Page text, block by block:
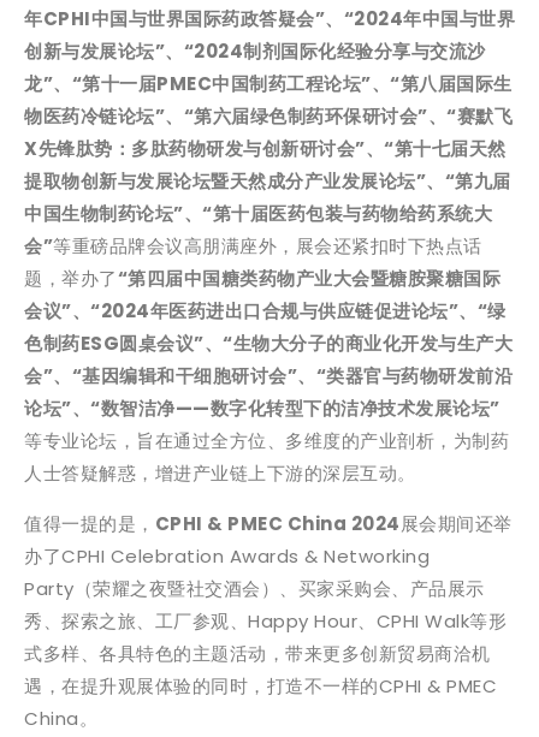
年CPHI中国与世界国际药政答疑会”、“2024年中国与世界
创新与发展论坛”、“2024制剂国际化经验分享与交流沙
龙”、“第十一届PMEC中国制药工程论坛”、“第八届国际生
物医药冷链论坛”、“第六届绿色制药环保研讨会”、“赛默飞
X先锋肽势：多肽药物研发与创新研讨会”、“第十七届天然
提取物创新与发展论坛暨天然成分产业发展论坛”、“第九届
中国生物制药论坛”、“第十届医药包装与药物给药系统大
会”等重磅品牌会议高朋满座外，展会还紧扣时下热点话
题，举办了“第四届中国糖类药物产业大会暨糖胺聚糖国际
会议”、“2024年医药进出口合规与供应链促进论坛”、“绿
色制药ESG圆桌会议”、“生物大分子的商业化开发与生产大
会”、“基因编辑和干细胞研讨会”、“类器官与药物研发前沿
论坛”、“数智洁净——数字化转型下的洁净技术发展论坛”
等专业论坛，旨在通过全方位、多维度的产业剖析，为制药
人士答疑解惑，增进产业链上下游的深层互动。
值得一提的是， CPHI & PMEC China 2024展会期间还举
办了CPHI Celebration Awards & Networking
Party（荣耀之夜暨社交酒会）、买家采购会、产品展示
秀、探索之旅、工厂参观、Happy Hour、CPHI Walk等形
式多样、各具特色的主题活动，带来更多创新贸易商洽机
遇，在提升观展体验的同时，打造不一样的CPHI & PMEC
China。